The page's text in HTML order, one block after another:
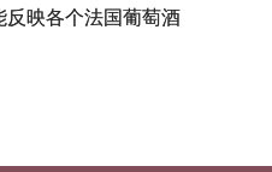
反映各个法国葡萄酒